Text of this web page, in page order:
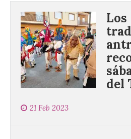
Los
del
21 Feb 2023